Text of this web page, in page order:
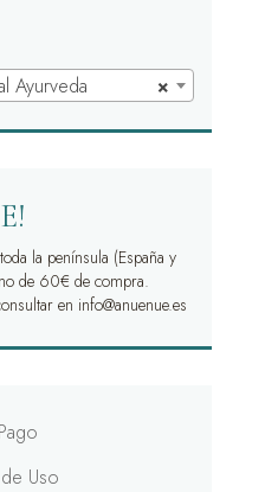
×
la península (España y
de 60€ de compra.
en info@anuenue.es
Uso